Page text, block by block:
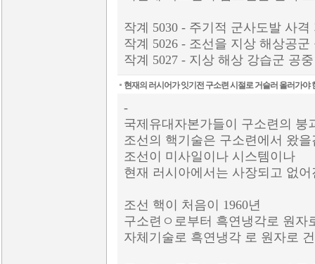
작계 5030 - 주기적 군사도발 사
작계 5026 - 조선을 지상 해상공
작계 5027 - 지상 해상 강습군 공
현재의 러시어가 잇기전 구소련 시절로 거슬러 올러가야
-
국제유대자본가들이 구소련의 붕
조선의 핵기술은 구소련에서 왔을
조선이 미사일이나 시스템이나
현재 러시아에서는 사장되고 없
조선 핵이 처음이 1960년
구소련ㅇ로부터 흑연냉각로 원자
자체기술로 흑연냉각 로 원자로